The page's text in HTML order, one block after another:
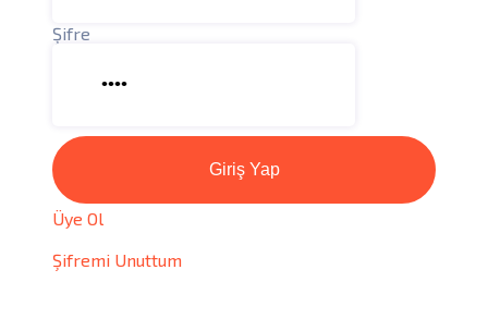
Şifre
Giriş Yap
Üye Ol
Şifremi Unuttum